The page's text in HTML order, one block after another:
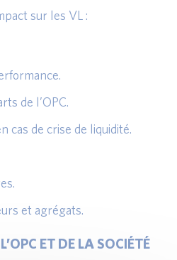
sur les VL :
de l’OPC.
cas de crise de liquidité.
et agrégats.
ET DE LA SOCIÉTÉ